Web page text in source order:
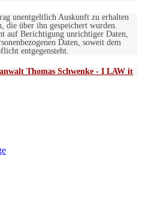
unentgeltlich Auskunft zu erhalten
die über ihn gespeichert wurden.
auf Berichtigung unrichtiger Daten,
Daten, soweit dem
entgegensteht.
Thomas Schwenke - I LAW it